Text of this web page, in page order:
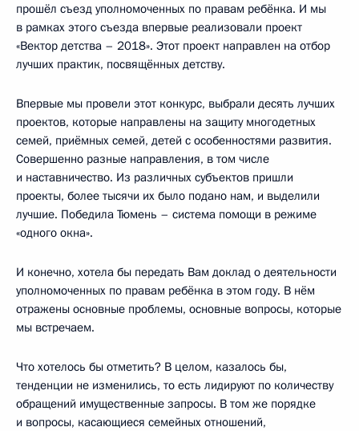
прошёл съезд уполномоченных по правам ребёнка. И мы
в рамках этого съезда впервые реализовали проект
«Вектор детства – 2018». Этот проект направлен на отбор
лучших практик, посвящённых детству.
Впервые мы провели этот конкурс, выбрали десять лучших
проектов, которые направлены на защиту многодетных
семей, приёмных семей, детей с особенностями развития.
Совершенно разные направления, в том числе
и наставничество. Из различных субъектов пришли
проекты, более тысячи их было подано нам, и выделили
лучшие. Победила Тюмень – система помощи в режиме
«одного окна».
И конечно, хотела бы передать Вам доклад о деятельности
уполномоченных по правам ребёнка в этом году. В нём
отражены основные проблемы, основные вопросы, которые
мы встречаем.
Что хотелось бы отметить? В целом, казалось бы,
тенденции не изменились, то есть лидируют по количеству
обращений имущественные запросы. В том же порядке
и вопросы, касающиеся семейных отношений,